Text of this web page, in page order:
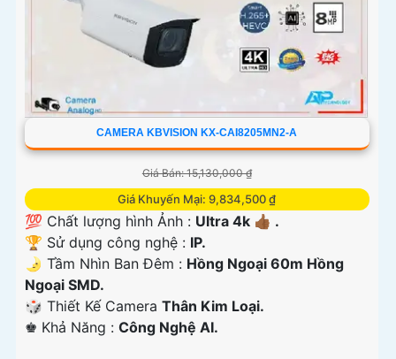
CAMERA KBVISION KX-CAI8205MN2-A
Giá Bán: 15,130,000 ₫
Giá Khuyến Mại: 9,834,500 ₫
💯 Chất lượng hình Ảnh : Ultra 4k 👍🏾 .
🏆 Sử dụng công nghệ : IP.
🌛 Tầm Nhìn Ban Đêm : Hồng Ngoại 60m Hồng
Ngoại SMD.
🎲 Thiết Kế Camera Thân Kim Loại.
️♚ Khả Năng : Công Nghệ AI.